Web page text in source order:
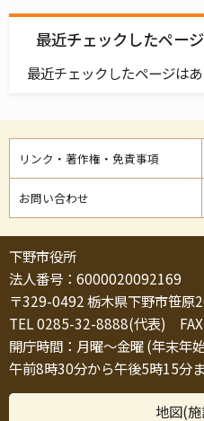
最近チェックしたページ
最近チェックしたページはあ
リンク・著作権・免責事項
お問い合わせ
下野市役所
法人番号：6000020092169
〒329-0492 栃木県下野市笹原
TEL 0285-32-8888(代表)
開庁時間：月曜～金曜 (年末年
午前8時30分から午後5時15分
地図(